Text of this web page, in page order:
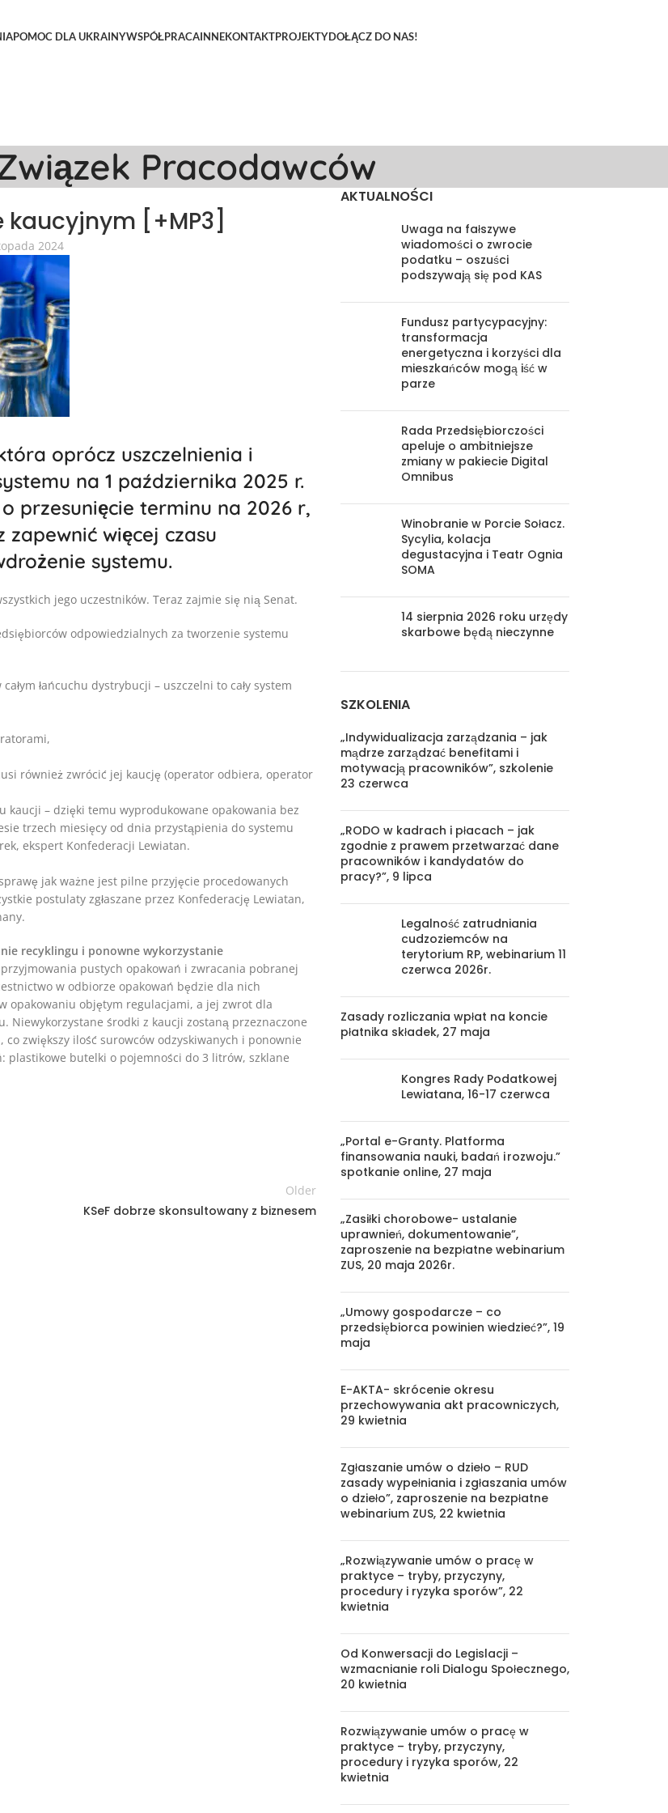
POMOC DLA UKRAINYWSPÓŁPRACAINNEKONTAKTPROJEKTYDOŁĄCZ DO NAS!
Pracodawców
[+MP3]
2024
oprócz uszczelnienia i
na 1 października 2025 r.
przesunięcie terminu na 2026 r,
więcej czasu
systemu.
jego uczestników. Teraz zajmie się nią Senat.
odpowiedzialnych za tworzenie systemu
łańcuchu dystrybucji – uszczelni to cały system
również zwrócić jej kaucję (operator odbiera, operator
– dzięki temu wyprodukowane opakowania bez
trzech miesięcy od dnia przystąpienia do systemu
ekspert Konfederacji Lewiatan.
jak ważne jest pilne przyjęcie procedowanych
postulaty zgłaszane przez Konfederację Lewiatan,
recyklingu i ponowne wykorzystanie
pustych opakowań i zwracania pobranej
w odbiorze opakowań będzie dla nich
opakowaniu objętym regulacjami, a jej zwrot dla
Niewykorzystane środki z kaucji zostaną przeznaczone
zwiększy ilość surowców odzyskiwanych i ponownie
plastikowe butelki o pojemności do 3 litrów, szklane
Older
KSeF dobrze skonsultowany z biznesem
AKTUALNOŚCI
Uwaga na fałszywe
wiadomości o zwrocie
podatku – oszuści
podszywają się pod KAS
Fundusz partycypacyjny:
transformacja
energetyczna i korzyści dla
mieszkańców mogą iść w
parze
Rada Przedsiębiorczości
apeluje o ambitniejsze
zmiany w pakiecie Digital
Omnibus
Winobranie w Porcie Sołacz.
Sycylia, kolacja
degustacyjna i Teatr Ognia
SOMA
14 sierpnia 2026 roku urzędy
skarbowe będą nieczynne
SZKOLENIA
„Indywidualizacja zarządzania – jak
mądrze zarządzać benefitami i
motywacją pracowników”, szkolenie
23 czerwca
„RODO w kadrach i płacach – jak
zgodnie z prawem przetwarzać dane
pracowników i kandydatów do
pracy?”, 9 lipca
Legalność zatrudniania
cudzoziemców na
terytorium RP, webinarium 11
czerwca 2026r.
Zasady rozliczania wpłat na koncie
płatnika składek, 27 maja
Kongres Rady Podatkowej
Lewiatana, 16-17 czerwca
„Portal e-Granty. Platforma
finansowania nauki, badań i rozwoju.”
spotkanie online, 27 maja
„Zasiłki chorobowe- ustalanie
uprawnień, dokumentowanie”,
zaproszenie na bezpłatne webinarium
ZUS, 20 maja 2026r.
„Umowy gospodarcze – co
przedsiębiorca powinien wiedzieć?”, 19
maja
E-AKTA- skrócenie okresu
przechowywania akt pracowniczych,
29 kwietnia
Zgłaszanie umów o dzieło – RUD
zasady wypełniania i zgłaszania umów
o dzieło”, zaproszenie na bezpłatne
webinarium ZUS, 22 kwietnia
„Rozwiązywanie umów o pracę w
praktyce – tryby, przyczyny,
procedury i ryzyka sporów”, 22
kwietnia
Od Konwersacji do Legislacji –
wzmacnianie roli Dialogu Społecznego,
20 kwietnia
Rozwiązywanie umów o pracę w
praktyce – tryby, przyczyny,
procedury i ryzyka sporów, 22
kwietnia